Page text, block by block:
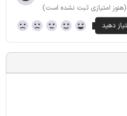
(هنوز امتیازی ثبت نشده است)